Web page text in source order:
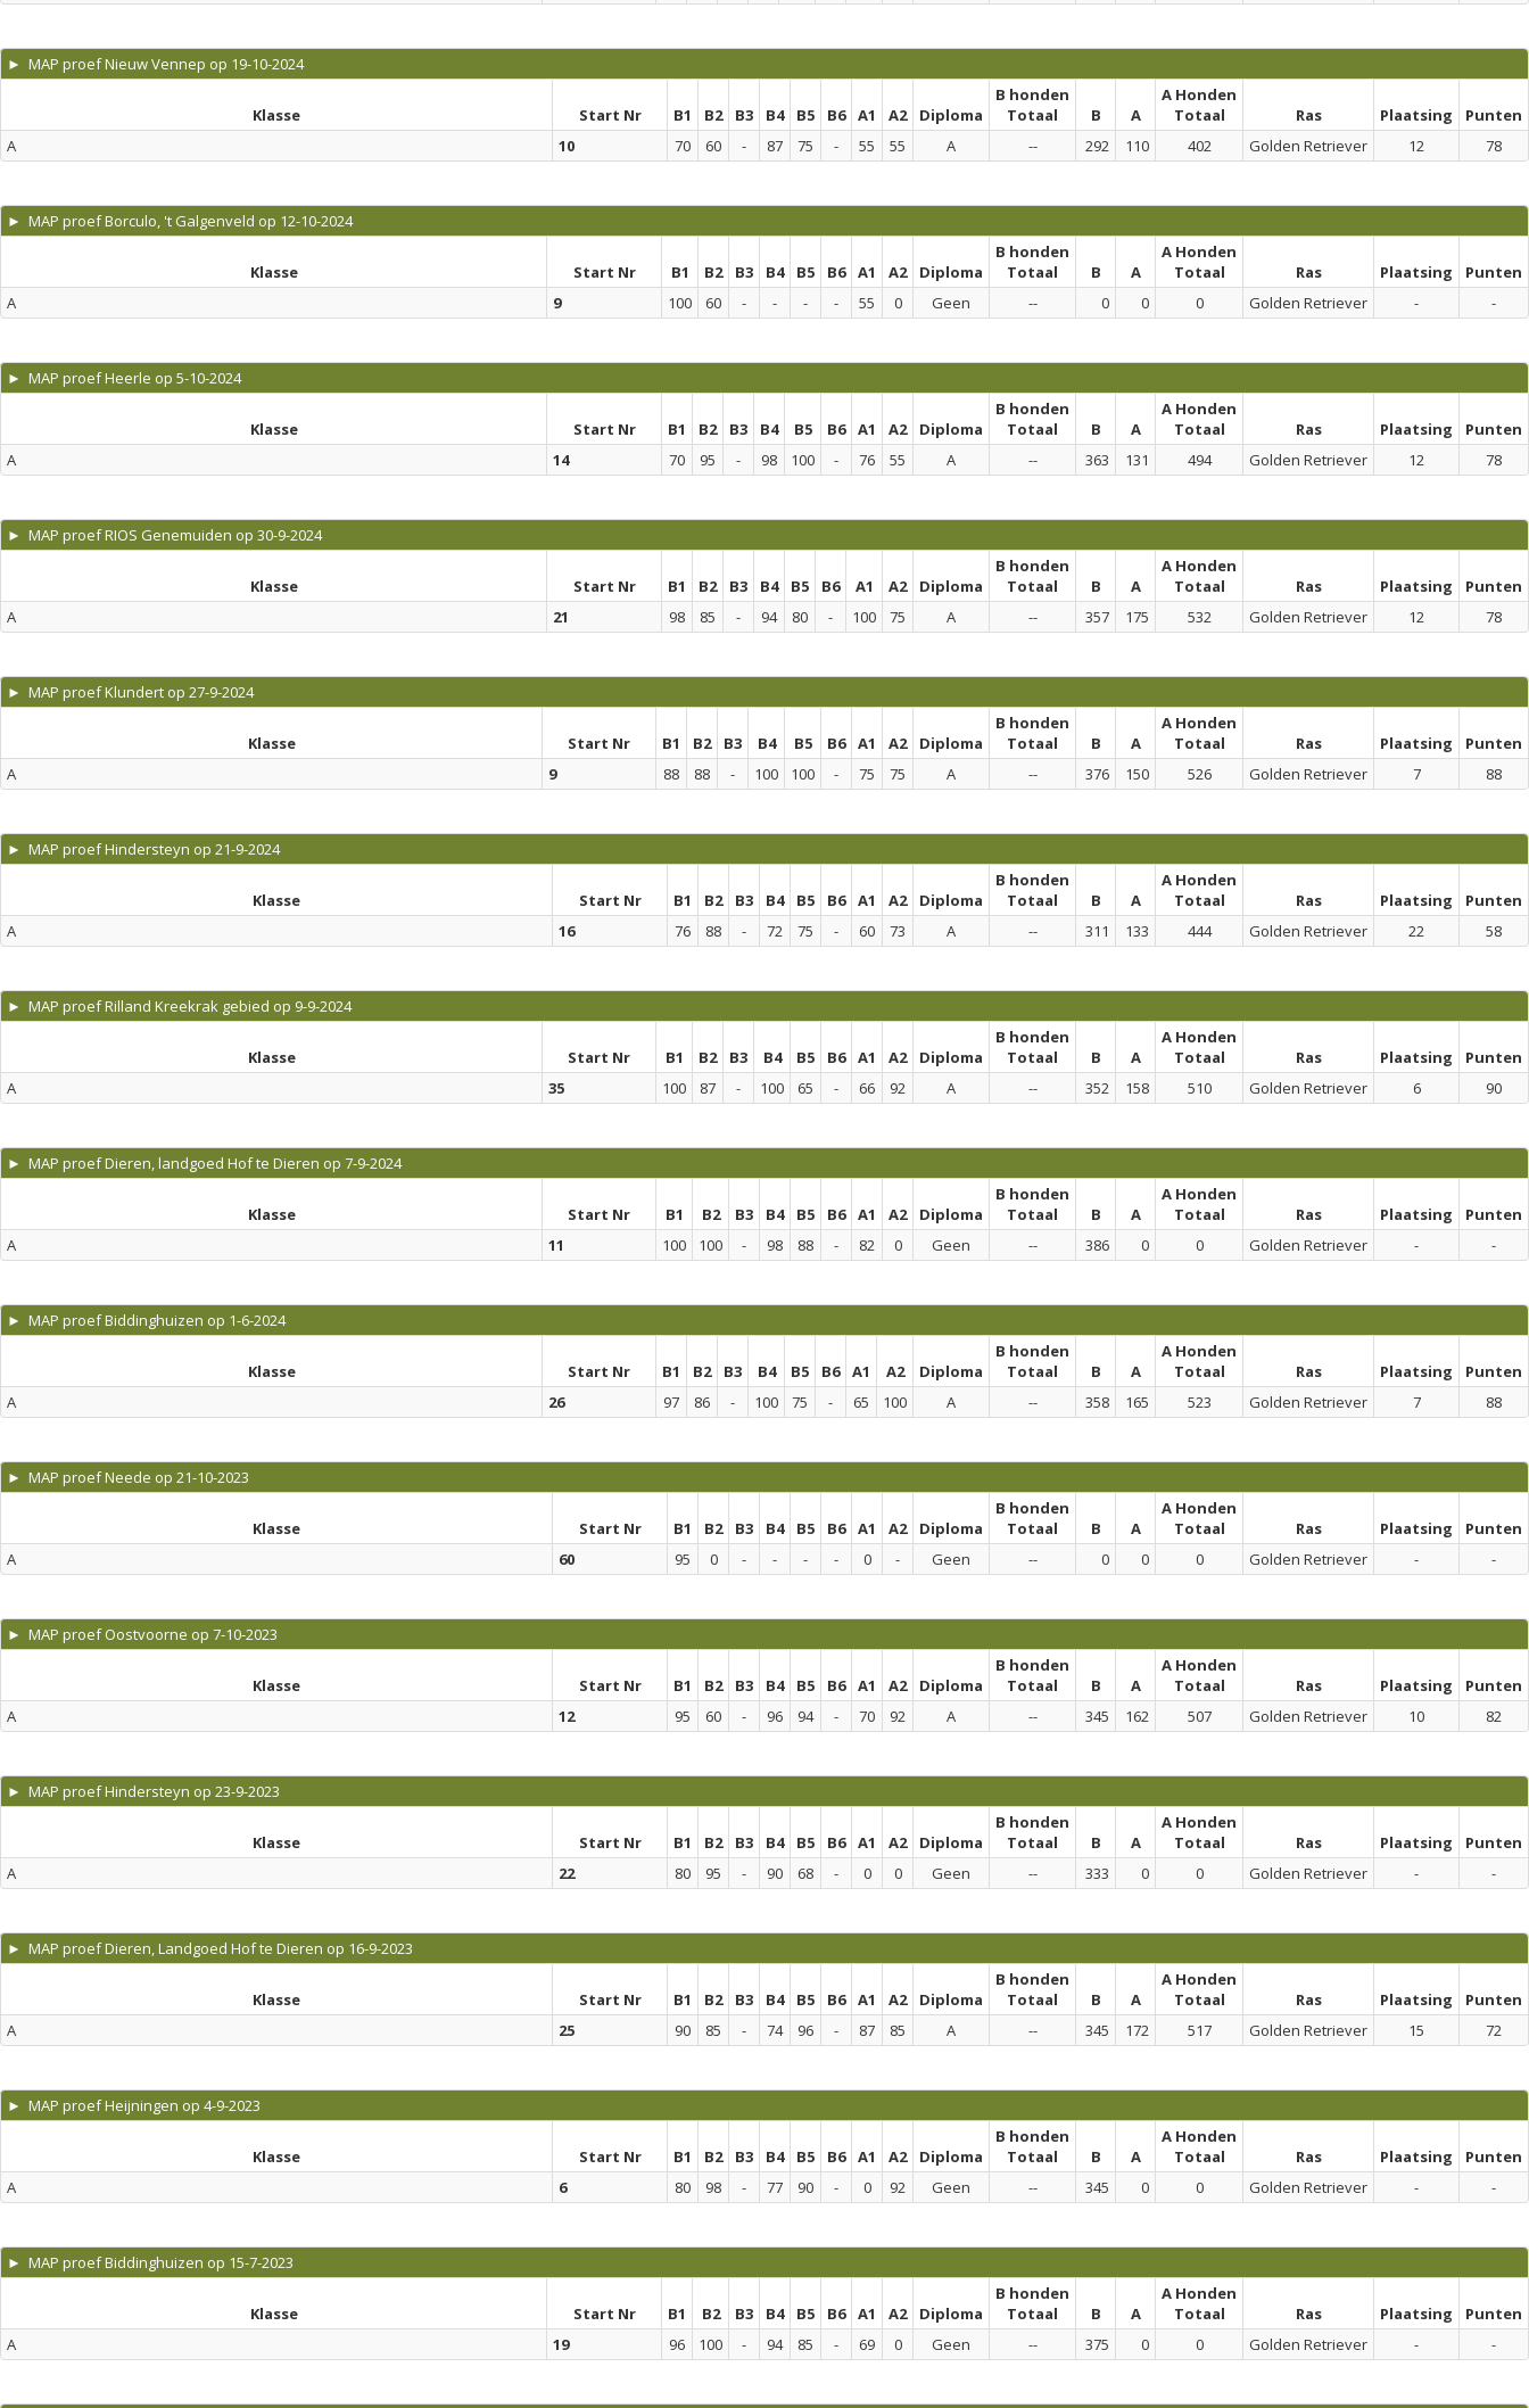
► MAP proef Nieuw Vennep op 19-10-2024
Klasse Start Nr B1 B2 B3 B4 B5 B6 A1 A2 Diploma
B honden
Totaal
B A
A Honden
Totaal
Ras Plaatsing
Punten
A
10 70 60 - 87 75 - 55 55 A -- 292 110 402 Golden Retriever 12 78
► MAP proef Borculo, 't Galgenveld op 12-10-2024
Klasse Start Nr B1 B2 B3 B4 B5 B6 A1 A2 Diploma
B honden
Totaal
B A
A Honden
Totaal
Ras Plaatsing
Punten
A
9 100 60 - - - - 55 0 Geen -- 0 0 0 Golden Retriever - -
► MAP proef Heerle op 5-10-2024
Klasse Start Nr B1 B2 B3 B4 B5 B6 A1 A2 Diploma
B honden
Totaal
B A
A Honden
Totaal
Ras Plaatsing
Punten
A
14 70 95 - 98 100 - 76 55 A -- 363 131 494 Golden Retriever 12 78
► MAP proef RIOS Genemuiden op 30-9-2024
Klasse Start Nr B1 B2 B3 B4 B5 B6 A1 A2 Diploma
B honden
Totaal
B A
A Honden
Totaal
Ras Plaatsing
Punten
A
21 98 85 - 94 80 - 100 75 A -- 357 175 532 Golden Retriever 12 78
► MAP proef Klundert op 27-9-2024
Klasse Start Nr B1 B2 B3 B4 B5 B6 A1 A2 Diploma
B honden
Totaal
B A
A Honden
Totaal
Ras Plaatsing
Punten
A
9 88 88 - 100 100 - 75 75 A -- 376 150 526 Golden Retriever 7 88
► MAP proef Hindersteyn op 21-9-2024
Klasse Start Nr B1 B2 B3 B4 B5 B6 A1 A2 Diploma
B honden
Totaal
B A
A Honden
Totaal
Ras Plaatsing
Punten
A
16 76 88 - 72 75 - 60 73 A -- 311 133 444 Golden Retriever 22 58
► MAP proef Rilland Kreekrak gebied op 9-9-2024
Klasse Start Nr B1 B2 B3 B4 B5 B6 A1 A2 Diploma
B honden
Totaal
B A
A Honden
Totaal
Ras Plaatsing
Punten
A
35 100 87 - 100 65 - 66 92 A -- 352 158 510 Golden Retriever 6 90
► MAP proef Dieren, landgoed Hof te Dieren op 7-9-2024
Klasse Start Nr B1 B2 B3 B4 B5 B6 A1 A2 Diploma
B honden
Totaal
B A
A Honden
Totaal
Ras Plaatsing
Punten
A
11 100 100 - 98 88 - 82 0 Geen -- 386 0 0 Golden Retriever - -
► MAP proef Biddinghuizen op 1-6-2024
Klasse Start Nr B1 B2 B3 B4 B5 B6 A1 A2 Diploma
B honden
Totaal
B A
A Honden
Totaal
Ras Plaatsing
Punten
A
26 97 86 - 100 75 - 65 100 A -- 358 165 523 Golden Retriever 7 88
► MAP proef Neede op 21-10-2023
Klasse Start Nr B1 B2 B3 B4 B5 B6 A1 A2 Diploma
B honden
Totaal
B A
A Honden
Totaal
Ras Plaatsing
Punten
A
60 95 0 - - - - 0 - Geen -- 0 0 0 Golden Retriever - -
► MAP proef Oostvoorne op 7-10-2023
Klasse Start Nr B1 B2 B3 B4 B5 B6 A1 A2 Diploma
B honden
Totaal
B A
A Honden
Totaal
Ras Plaatsing
Punten
A
12 95 60 - 96 94 - 70 92 A -- 345 162 507 Golden Retriever 10 82
► MAP proef Hindersteyn op 23-9-2023
Klasse Start Nr B1 B2 B3 B4 B5 B6 A1 A2 Diploma
B honden
Totaal
B A
A Honden
Totaal
Ras Plaatsing
Punten
A
22 80 95 - 90 68 - 0 0 Geen -- 333 0 0 Golden Retriever - -
► MAP proef Dieren, Landgoed Hof te Dieren op 16-9-2023
Klasse Start Nr B1 B2 B3 B4 B5 B6 A1 A2 Diploma
B honden
Totaal
B A
A Honden
Totaal
Ras Plaatsing
Punten
A
25 90 85 - 74 96 - 87 85 A -- 345 172 517 Golden Retriever 15 72
► MAP proef Heijningen op 4-9-2023
Klasse Start Nr B1 B2 B3 B4 B5 B6 A1 A2 Diploma
B honden
Totaal
B A
A Honden
Totaal
Ras Plaatsing
Punten
A
6 80 98 - 77 90 - 0 92 Geen -- 345 0 0 Golden Retriever - -
► MAP proef Biddinghuizen op 15-7-2023
Klasse Start Nr B1 B2 B3 B4 B5 B6 A1 A2 Diploma
B honden
Totaal
B A
A Honden
Totaal
Ras Plaatsing
Punten
A
19 96 100 - 94 85 - 69 0 Geen -- 375 0 0 Golden Retriever - -